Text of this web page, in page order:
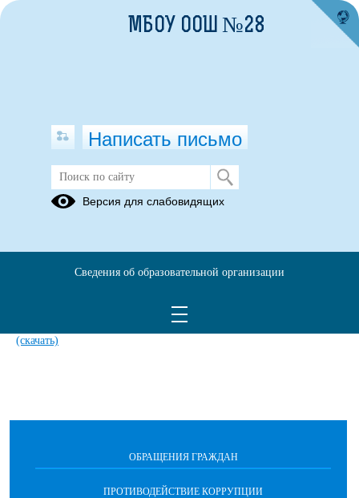
Информация
Памятка по безопасности в Интернет.doc
Инструкция по применению пиротехнических изделий
(скачать)
ОБРАЩЕНИЯ ГРАЖДАН
ПРОТИВОДЕЙСТВИЕ КОРРУПЦИИ
МБОУ ООШ №28
Написать письмо
Версия для слабовидящих
Сведения об образовательной организации